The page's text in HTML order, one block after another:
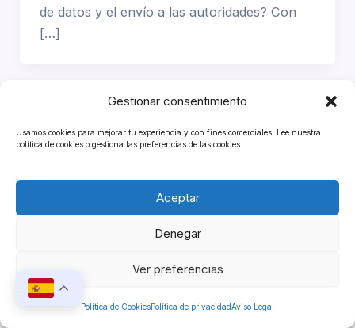
Gestionar consentimiento
Usamos cookies para mejorar tu experiencia y con fines comerciales. Lee nuestra
política de cookies o gestiona las preferencias de las cookies.
Aceptar
Denegar
Ver preferencias
Política de CookiesPolítica de privacidadAviso Legal
de datos y el envío a las autoridades? Con
[…]